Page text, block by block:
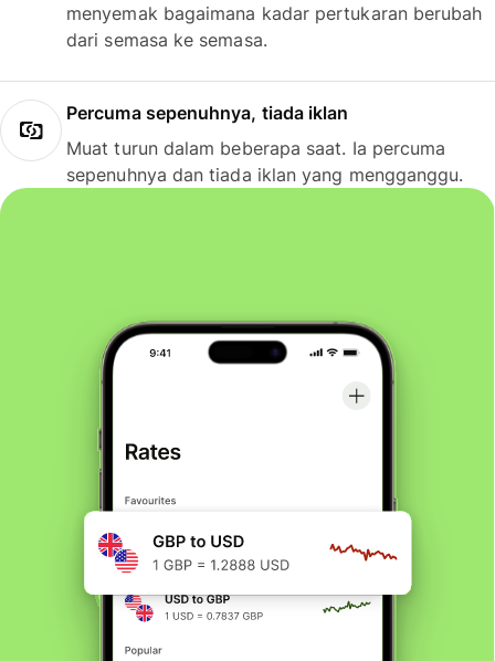
menyemak bagaimana kadar pertukaran berubah
dari semasa ke semasa.
Percuma sepenuhnya, tiada iklan
Muat turun dalam beberapa saat. Ia percuma
sepenuhnya dan tiada iklan yang mengganggu.